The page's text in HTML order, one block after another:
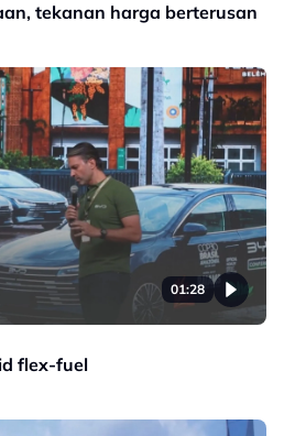
tekanan harga berterusan
01:28
flex-fuel